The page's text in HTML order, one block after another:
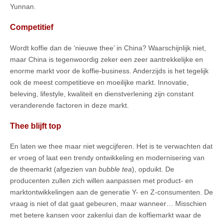
Yunnan.
Competitief
Wordt koffie dan de ‘nieuwe thee’ in China? Waarschijnlijk niet,
maar China is tegenwoordig zeker een zeer aantrekkelijke en
enorme markt voor de koffie-business. Anderzijds is het tegelijk
ook de meest competitieve en moeilijke markt. Innovatie,
beleving, lifestyle, kwaliteit en dienstverlening zijn constant
veranderende factoren in deze markt.
Thee blijft top
En laten we thee maar niet wegcijferen. Het is te verwachten dat
er vroeg of laat een trendy ontwikkeling en modernisering van
de theemarkt (afgezien van bubble tea), opduikt. De
producenten zullen zich willen aanpassen met product- en
marktontwikkelingen aan de generatie Y- en Z-consumenten. De
vraag is niet of dat gaat gebeuren, maar wanneer… Misschien
met betere kansen voor zakenlui dan de koffiemarkt waar de